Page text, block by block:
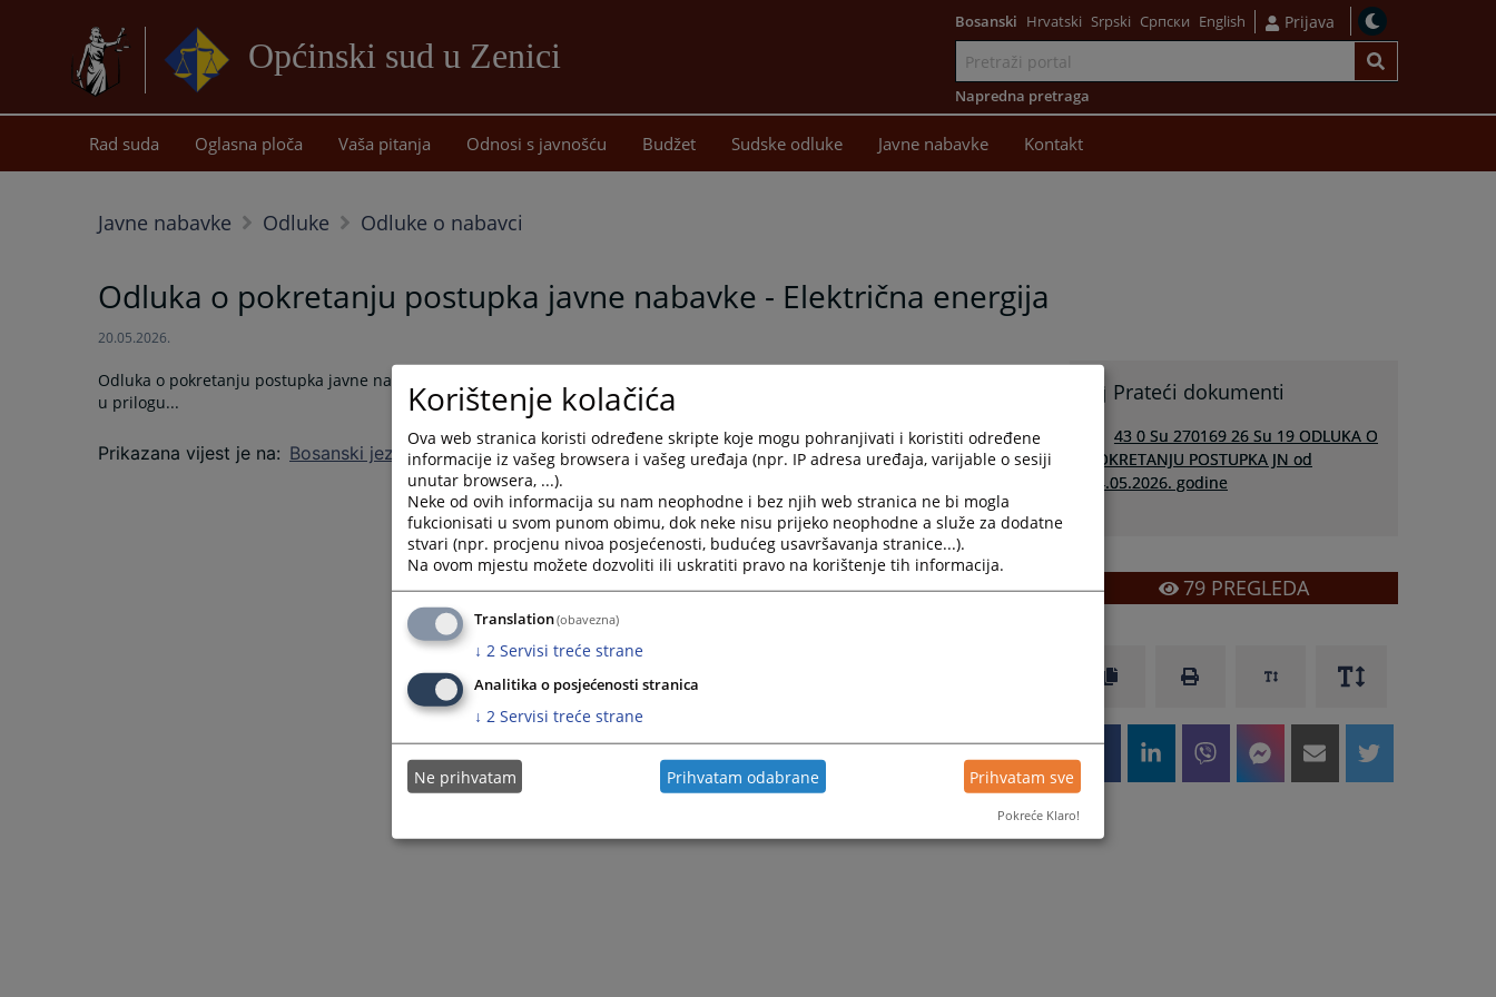
Općinski sud u Zenici
sadržaj
Bosanski Hrvatski Srpski Српски English Prijava
Napredna pretraga
Rad suda Oglasna ploča Vaša pitanja Odnosi s javnošću Budžet Sudske odluke Javne nabavke Kontakt
Javne nabavke Odluke Odluke o nabavci
Odluka o pokretanju postupka javne nabavke - Električna energija
20.05.2026.
Odluka o pokretanju postupka javne nabavke - Električna energija, broj: 43 0 Su 270169 26 Su 19 od 14.05.2026. godine
u prilogu...
Prikazana vijest je na: Bosanski jezik
Prateći dokumenti
43 0 Su 270169 26 Su 19 ODLUKA O
POKRETANJU POSTUPKA JN od
14.05.2026. godine
79PREGLEDA
Korištenje kolačića
Ova web stranica koristi određene skripte koje mogu pohranjivati i koristiti određene
informacije iz vašeg browsera i vašeg uređaja (npr. IP adresa uređaja, varijable o sesiji
unutar browsera, ...).
Neke od ovih informacija su nam neophodne i bez njih web stranica ne bi mogla
fukcionisati u svom punom obimu, dok neke nisu prijeko neophodne a služe za dodatne
stvari (npr. procjenu nivoa posjećenosti, budućeg usavršavanja stranice...).
Na ovom mjestu možete dozvoliti ili uskratiti pravo na korištenje tih informacija.
Translation(obavezna)
↓ 2 Servisi treće strane
Analitika o posjećenosti stranica
↓ 2 Servisi treće strane
Ne prihvatam Prihvatam odabrane Prihvatam sve
Pokreće Klaro!